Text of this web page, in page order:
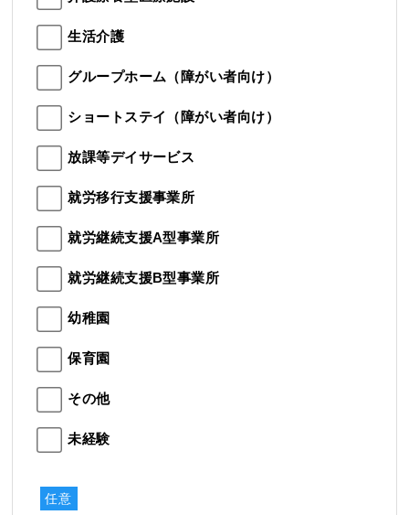
生活介護
グループホーム（障がい者向け）
ショートステイ（障がい者向け）
放課等デイサービス
就労移行支援事業所
就労継続支援A型事業所
就労継続支援B型事業所
幼稚園
保育園
その他
未経験
任意